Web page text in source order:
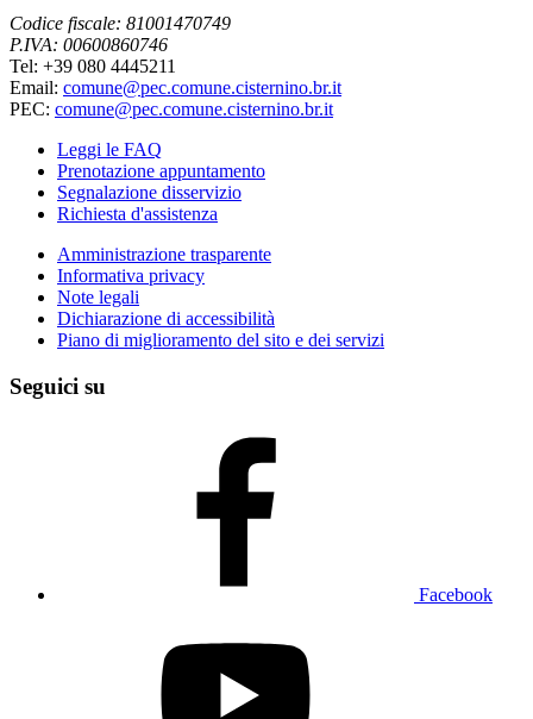
Codice fiscale: 81001470749
P.IVA: 00600860746
Tel: +39 080 4445211
Email: comune@pec.comune.cisternino.br.it
PEC: comune@pec.comune.cisternino.br.it
Leggi le FAQ
Prenotazione appuntamento
Segnalazione disservizio
Richiesta d'assistenza
Amministrazione trasparente
Informativa privacy
Note legali
Dichiarazione di accessibilità
Piano di miglioramento del sito e dei servizi
Seguici su
Facebook